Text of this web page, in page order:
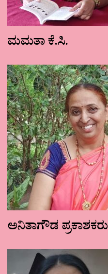
ಮಮತಾ ಕೆ.ಸಿ.
ಅನಿತಾಗೌಡ ಪ್ರಕಾಶಕರು